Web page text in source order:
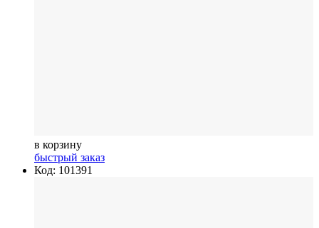
в корзину
быстрый заказ
Код: 101391